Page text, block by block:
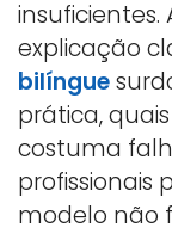
explicação
bilíngue
prática,
costuma
profissionais
modelo não